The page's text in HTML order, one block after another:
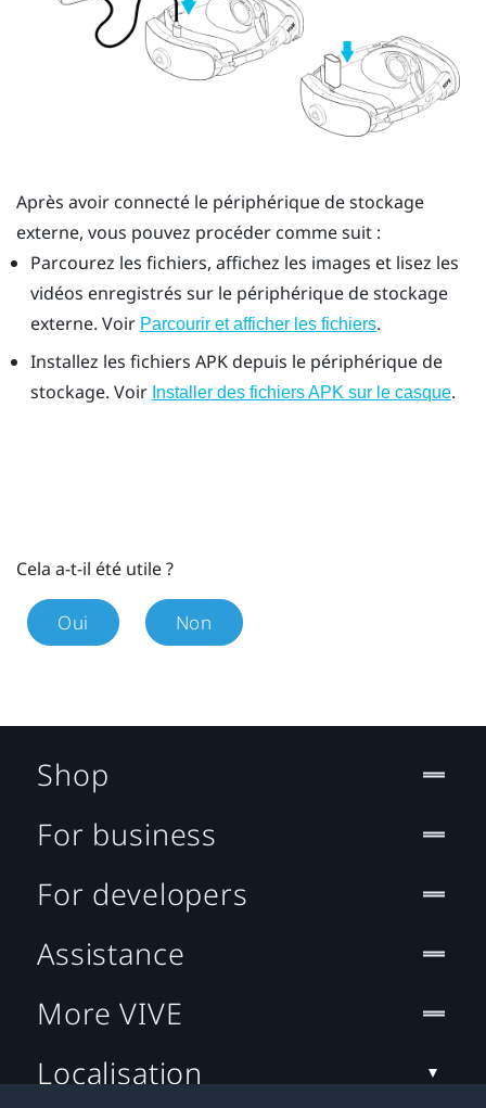
Après avoir connecté le périphérique de stockage
externe, vous pouvez procéder comme suit :
Parcourez les fichiers, affichez les images et lisez les
vidéos enregistrés sur le périphérique de stockage
externe. Voir Parcourir et afficher les fichiers.
Installez les fichiers APK depuis le périphérique de
stockage. Voir Installer des fichiers APK sur le casque.
Cela a-t-il été utile ?
Oui Non
Shop
For business
For developers
Assistance
More VIVE
Localisation